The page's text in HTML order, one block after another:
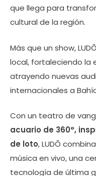
que llega para
cultural de la región.
Más que un show,
local, fortaleciendo la
atrayendo nuevas
internacionales a
Con un teatro de
acuario de 360°,
de loto, LUDÕ
música en vivo, una
tecnología de última